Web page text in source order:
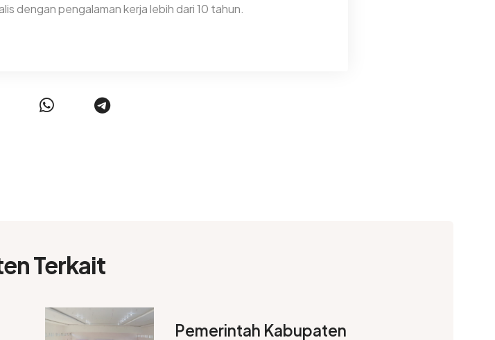
dengan pengalaman kerja lebih dari 10 tahun.
Terkait
Pemerintah Kabupaten